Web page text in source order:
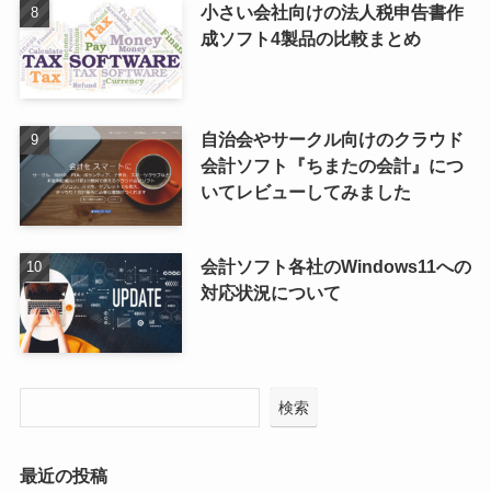
小さい会社向けの法人税申告書作
成ソフト4製品の比較まとめ
自治会やサークル向けのクラウド
会計ソフト『ちまたの会計』につ
いてレビューしてみました
会計ソフト各社のWindows11への
対応状況について
検索
最近の投稿